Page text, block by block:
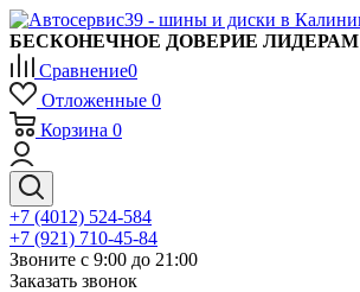
БЕСКОНЕЧНОЕ ДОВЕРИЕ ЛИДЕРАМ
Сравнение0
Отложенные 0
Корзина 0
+7 (4012) 524-584
+7 (921) 710-45-84
Звоните с 9:00 до 21:00
Заказать звонок